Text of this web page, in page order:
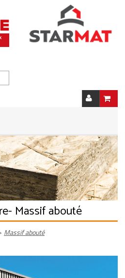
- Massif abouté
Massif abouté